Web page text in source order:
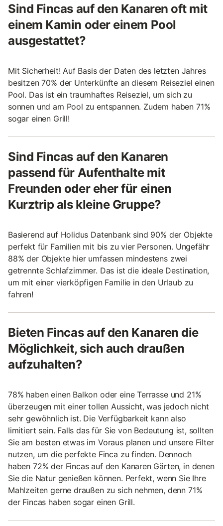
Sind Fincas auf den Kanaren oft mit
einem Kamin oder einem Pool
ausgestattet?
Mit Sicherheit! Auf Basis der Daten des letzten Jahres
besitzen 70% der Unterkünfte an diesem Reiseziel einen
Pool. Das ist ein traumhaftes Reiseziel, um sich zu
sonnen und am Pool zu entspannen. Zudem haben 71%
sogar einen Grill!
Sind Fincas auf den Kanaren
passend für Aufenthalte mit
Freunden oder eher für einen
Kurztrip als kleine Gruppe?
Basierend auf Holidus Datenbank sind 90% der Objekte
perfekt für Familien mit bis zu vier Personen. Ungefähr
88% der Objekte hier umfassen mindestens zwei
getrennte Schlafzimmer. Das ist die ideale Destination,
um mit einer vierköpfigen Familie in den Urlaub zu
fahren!
Bieten Fincas auf den Kanaren die
Möglichkeit, sich auch draußen
aufzuhalten?
78% haben einen Balkon oder eine Terrasse und 21%
überzeugen mit einer tollen Aussicht, was jedoch nicht
sehr gewöhnlich ist. Die Verfügbarkeit kann also
limitiert sein. Falls das für Sie von Bedeutung ist, sollten
Sie am besten etwas im Voraus planen und unsere Filter
nutzen, um die perfekte Finca zu finden. Dennoch
haben 72% der Fincas auf den Kanaren Gärten, in denen
Sie die Natur genießen können. Perfekt, wenn Sie Ihre
Mahlzeiten gerne draußen zu sich nehmen, denn 71%
der Fincas haben sogar einen Grill.